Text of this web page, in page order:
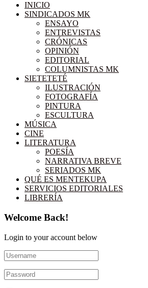
INICIO
SINDICADOS MK
ENSAYO
ENTREVISTAS
CRÓNICAS
OPINIÓN
EDITORIAL
COLUMNISTAS MK
SIETETETÉ
ILUSTRACIÓN
FOTOGRAFÍA
PINTURA
ESCULTURA
MÚSICA
CINE
LITERATURA
POESÍA
NARRATIVA BREVE
SERIADOS MK
QUÉ ES MENTEKUPA
SERVICIOS EDITORIALES
LIBRERÍA
Welcome Back!
Login to your account below